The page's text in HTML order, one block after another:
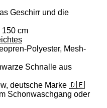
Geschirr und die
150 cm
Polyester, Mesh-
Schnalle aus
deutsche Marke 🇩🇪
Schonwaschgang oder